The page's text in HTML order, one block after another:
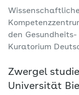
den
Kuratorium
Zwergel
Universität